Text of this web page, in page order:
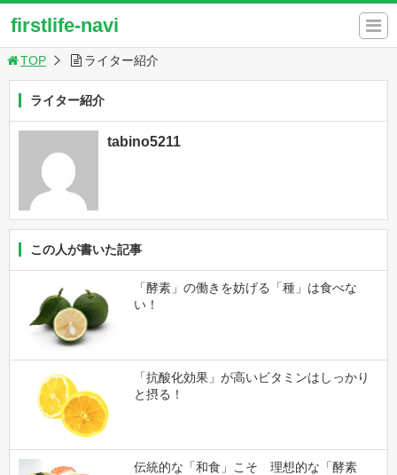
firstlife-navi
TOP ライター紹介
ライター紹介
tabino5211
この人が書いた記事
「酵素」の働きを妨げる「種」は食べな
い！
「抗酸化効果」が高いビタミンはしっかり
と摂る！
伝統的な「和食」こそ 理想的な「酵素